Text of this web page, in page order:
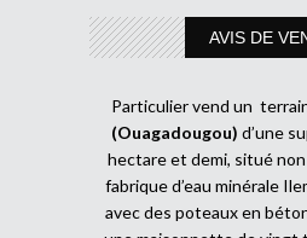
AVIS DE
Particulier vend un
(Ouagadougou) d’une
hectare et demi, situé non
fabrique d’eau minérale
avec des poteaux en